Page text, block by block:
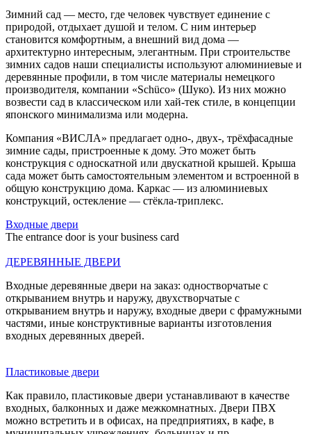
Зимний сад — место, где человек чувствует единение с
природой, отдыхает душой и телом. С ним интерьер
становится комфортным, а внешний вид дома —
архитектурно интересным, элегантным. При строительстве
зимних садов наши специалисты используют алюминиевые и
деревянные профили, в том числе материалы немецкого
производителя, компании «Schüco» (Шуко). Из них можно
возвести сад в классическом или хай-тек стиле, в концепции
японского минимализма или модерна.
Компания «ВИСЛА» предлагает одно-, двух-, трёхфасадные
зимние сады, пристроенные к дому. Это может быть
конструкция с односкатной или двускатной крышей. Крыша
сада может быть самостоятельным элементом и встроенной в
общую конструкцию дома. Каркас — из алюминиевых
конструкций, остекление — стёкла-триплекс.
Входные двери
The entrance door is your business card
ДЕРЕВЯННЫЕ ДВЕРИ
Входные деревянные двери на заказ: одностворчатые с
открыванием внутрь и наружу, двухстворчатые с
открыванием внутрь и наружу, входные двери с фрамужными
частями, иные конструктивные варианты изготовления
входных деревянных дверей.
Пластиковые двери
Как правило, пластиковые двери устанавливают в качестве
входных, балконных и даже межкомнатных. Двери ПВХ
можно встретить и в офисах, на предприятиях, в кафе, в